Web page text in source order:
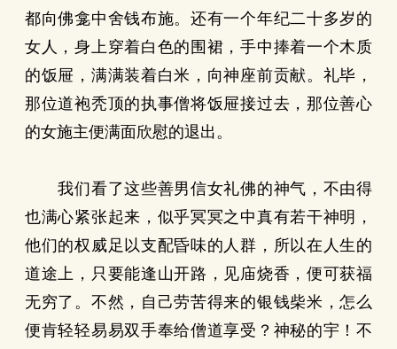
都向佛龛中舍钱布施。还有一个年纪二十多岁的
女人，身上穿着白色的围裙，手中捧着一个木质
的饭屉，满满装着白米，向神座前贡献。礼毕，
那位道袍秃顶的执事僧将饭屉接过去，那位善心
的女施主便满面欣慰的退出。
我们看了这些善男信女礼佛的神气，不由得
也满心紧张起来，似乎冥冥之中真有若干神明，
他们的权威足以支配昏味的人群，所以在人生的
道途上，只要能逢山开路，见庙烧香，便可获福
无穷了。不然，自己劳苦得来的银钱柴米，怎么
便肯轻轻易易双手奉给僧道享受？神秘的宇！不